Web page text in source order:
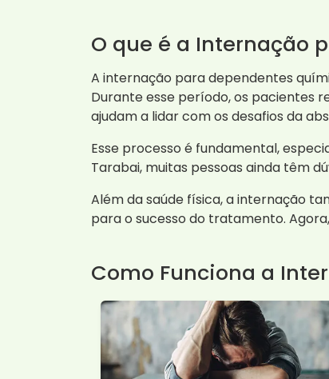
O que é a Internação
A internação para dependentes
Durante esse período, os pacientes
ajudam a lidar com os desafios da
Esse processo é fundamental,
Tarabai, muitas pessoas ainda têm
Além da saúde física, a internação
para o sucesso do tratamento.
Como Funciona a